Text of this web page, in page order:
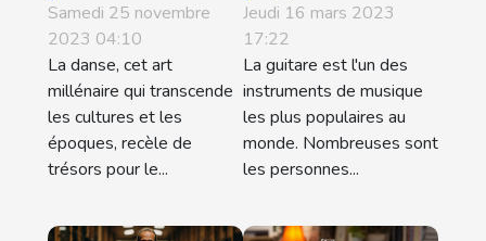
santé physique
et mentale
Samedi 25 novembre
2023 04:10
La danse, cet art
millénaire qui transcende
les cultures et les
époques, recèle de
trésors pour le...
jouer à la
guitare
rapidement?
Jeudi 16 mars 2023
17:22
La guitare est l'un des
instruments de musique
les plus populaires au
monde. Nombreuses sont
les personnes...